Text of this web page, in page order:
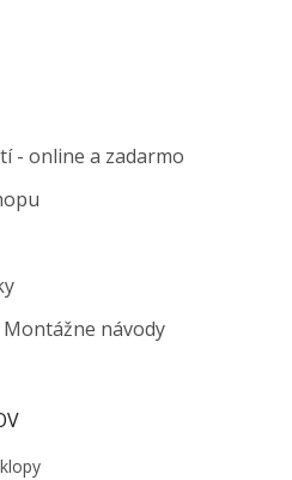
- online a zadarmo
návody